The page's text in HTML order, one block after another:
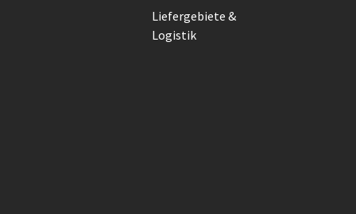
Liefergebiete &
Logistik